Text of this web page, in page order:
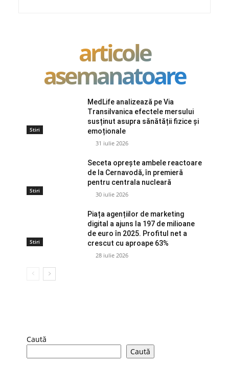
articole
asemanatoare
Stiri
MedLife analizează pe Via
Transilvanica efectele mersului
susținut asupra sănătății fizice și
emoționale
31 iulie 2026
Stiri
Seceta oprește ambele reactoare
de la Cernavodă, în premieră
pentru centrala nucleară
30 iulie 2026
Stiri
Piața agențiilor de marketing
digital a ajuns la 197 de milioane
de euro în 2025. Profitul net a
crescut cu aproape 63%
28 iulie 2026
Caută
Caută